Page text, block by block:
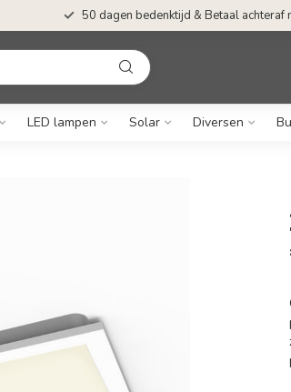
50 dagen bedenktijd & Betaal achteraf
LED lampen Solar Diversen